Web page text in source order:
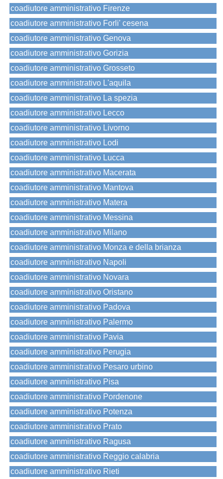
coadiutore amministrativo Firenze
coadiutore amministrativo Forli' cesena
coadiutore amministrativo Genova
coadiutore amministrativo Gorizia
coadiutore amministrativo Grosseto
coadiutore amministrativo L'aquila
coadiutore amministrativo La spezia
coadiutore amministrativo Lecco
coadiutore amministrativo Livorno
coadiutore amministrativo Lodi
coadiutore amministrativo Lucca
coadiutore amministrativo Macerata
coadiutore amministrativo Mantova
coadiutore amministrativo Matera
coadiutore amministrativo Messina
coadiutore amministrativo Milano
coadiutore amministrativo Monza e della brianza
coadiutore amministrativo Napoli
coadiutore amministrativo Novara
coadiutore amministrativo Oristano
coadiutore amministrativo Padova
coadiutore amministrativo Palermo
coadiutore amministrativo Pavia
coadiutore amministrativo Perugia
coadiutore amministrativo Pesaro urbino
coadiutore amministrativo Pisa
coadiutore amministrativo Pordenone
coadiutore amministrativo Potenza
coadiutore amministrativo Prato
coadiutore amministrativo Ragusa
coadiutore amministrativo Reggio calabria
coadiutore amministrativo Rieti